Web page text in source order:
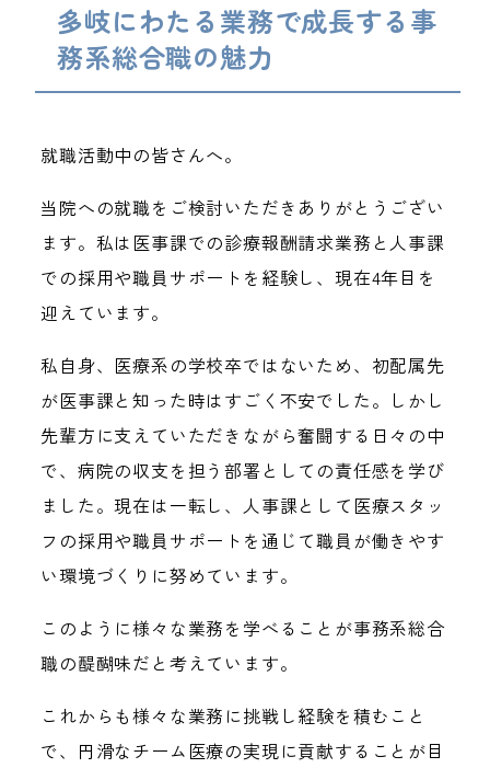
多岐にわたる業務で成長する事
務系総合職の魅力
就職活動中の皆さんへ。
当院への就職をご検討いただきありがとうござい
ます。私は医事課での診療報酬請求業務と人事課
での採用や職員サポートを経験し、現在4年目を
迎えています。
私自身、医療系の学校卒ではないため、初配属先
が医事課と知った時はすごく不安でした。しかし
先輩方に支えていただきながら奮闘する日々の中
で、病院の収支を担う部署としての責任感を学び
ました。現在は一転し、人事課として医療スタッ
フの採用や職員サポートを通じて職員が働きやす
い環境づくりに努めています。
このように様々な業務を学べることが事務系総合
職の醍醐味だと考えています。
これからも様々な業務に挑戦し経験を積むこと
で、円滑なチーム医療の実現に貢献することが目